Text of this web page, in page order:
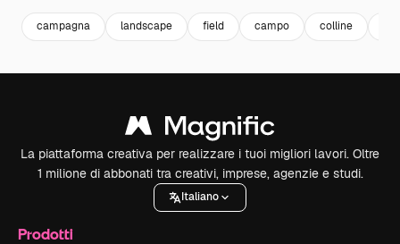
campagna landscape field campo colline
La piattaforma creativa per realizzare i tuoi migliori lavori. Oltre
1 milione di abbonati tra creativi, imprese, agenzie e studi.
Italiano
Prodotti